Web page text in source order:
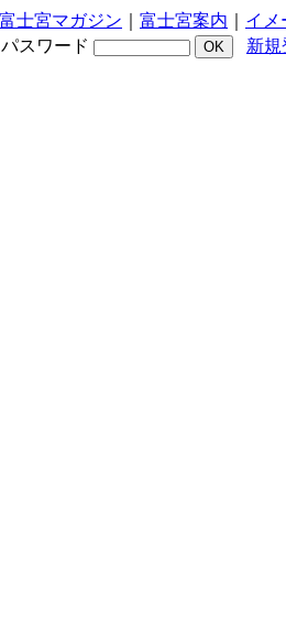
富士宮マガジン 富士宮案内
イメ
パスワード 新規